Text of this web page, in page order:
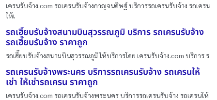
เครนรับจ้าง.com รถเครนรับจ้างกาญจนดิษฐ์ บริการรถเครนรับจ้าง รถเครน
ให้เ
รถเฮี๊ยบรับจ้างสนามบินสุวรรณภูมิ บริการ รถเครนรับจ้าง
รถเฮี๊ยบรับจ้าง ราคาถูก
รถเฮี๊ยบรับจ้างสนามบินสุวรรณภูมิ ให้บริการโดย เครนรับจ้าง.com บริการ ร
รถเครนรับจ้างพระนคร บริการรถเครนรับจ้าง รถเครนให้
เช่า ให้เช่ารถเครน ราคาถูก
เครนรับจ้าง.com รถเครนรับจ้างพระนคร บริการรถเครนรับจ้าง รถเครนให้